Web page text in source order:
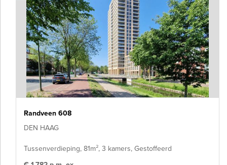
Randveen 608
DEN HAAG
Tussenverdieping, 81m², 3 kamers, Gestoffeerd